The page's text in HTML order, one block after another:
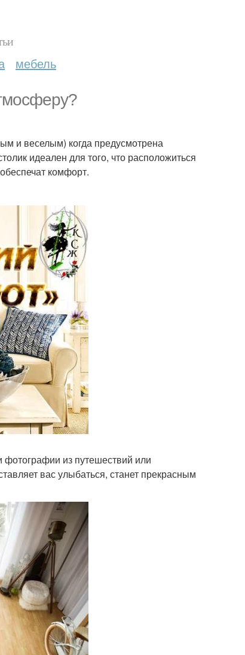
мебель
и веселым) когда предусмотрена
идеален для того, что расположиться
комфорт.
из путешествий или
вас улыбаться, станет прекрасным